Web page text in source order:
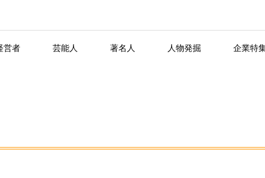
営者 芸能人 著名人 人物発掘 企業特